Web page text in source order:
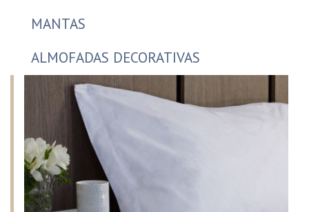
MANTAS
ALMOFADAS DECORATIVAS